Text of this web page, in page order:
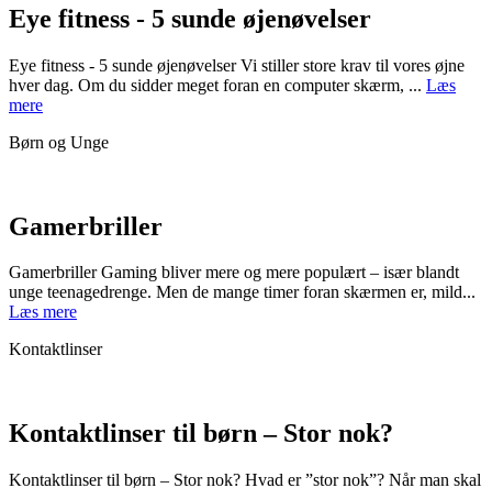
Eye fitness - 5 sunde øjenøvelser
Eye fitness - 5 sunde øjenøvelser Vi stiller store krav til vores øjne
hver dag. Om du sidder meget foran en computer skærm, ... Læs
mere
Børn og Unge
Gamerbriller
Gamerbriller Gaming bliver mere og mere populært – især blandt
unge teenagedrenge. Men de mange timer foran skærmen er, mild...
Læs mere
Kontaktlinser
Kontaktlinser til børn – Stor nok?
Kontaktlinser til børn – Stor nok? Hvad er ”stor nok”? Når man skal